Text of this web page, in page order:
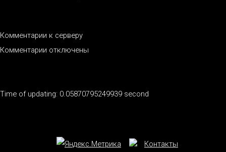
Комментарии к серверу
Комментарии отключены
Time of updating: 0.05870795249939 second
Контакты